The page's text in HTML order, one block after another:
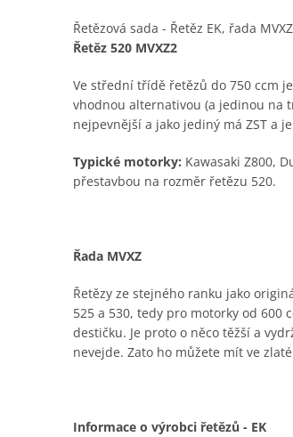
Řetězová sada - Řetěz EK, řada
Řetěz 520 MVXZ2
Ve střední třídě řetězů do 750 ccm
vhodnou alternativou (a jedinou na
nejpevnější a jako jediný má ZST a
Typické motorky: Kawasaki Z800,
přestavbou na rozměr řetězu 520.
Řada MVXZ
Řetězy ze stejného ranku jako
525 a 530, tedy pro motorky od 600
destičku. Je proto o něco těžší a
nevejde. Zato ho můžete mít ve
Informace o výrobci řetězů - EK